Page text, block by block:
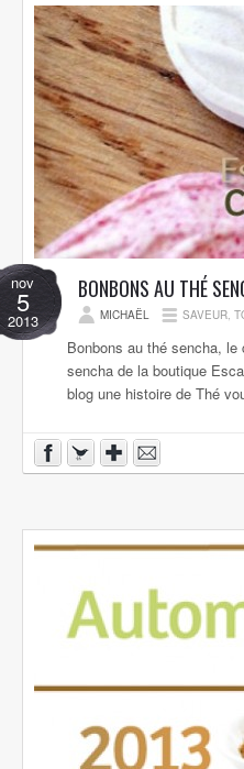
nov
5
2013
BONBONS AU THÉ
MICHAËL SAVEUR,
Bonbons au thé sencha,
sencha de la boutique
blog une histoire de Thé